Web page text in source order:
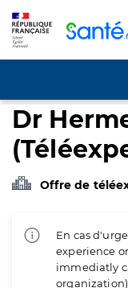
Dr
Offre de
En cas
experience
immediatly
organization).